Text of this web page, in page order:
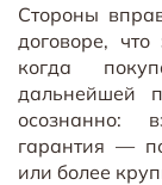
Стороны
договоре,
когда
дальнейшей
осознанно:
гарантия —
или более